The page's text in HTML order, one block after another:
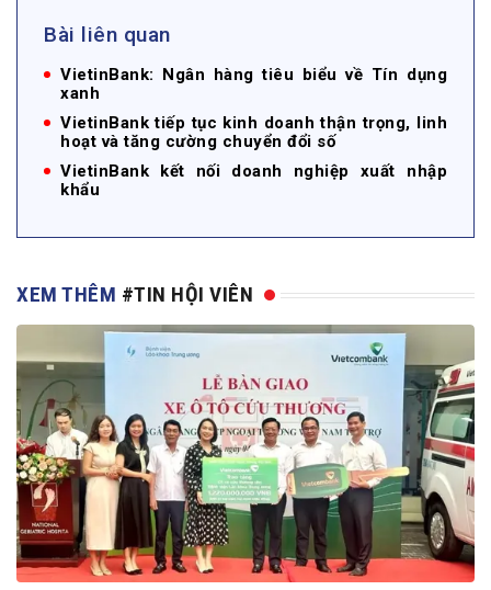
Bài liên quan
VietinBank: Ngân hàng tiêu biểu về Tín dụng
xanh
VietinBank tiếp tục kinh doanh thận trọng, linh
hoạt và tăng cường chuyển đổi số
VietinBank kết nối doanh nghiệp xuất nhập
khẩu
XEM THÊM #TIN HỘI VIÊN